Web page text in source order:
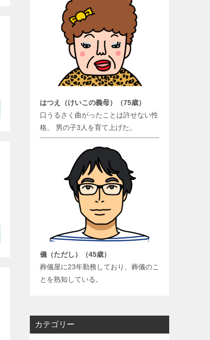
はつえ（けいこの義母）（75歳）
口うるさく曲がったことは許せない性
格。 男の子3人を育て上げた。
儀（ただし）（45歳）
葬儀屋に23年勤務しており、葬儀のこ
とを熟知している。
カテゴリー